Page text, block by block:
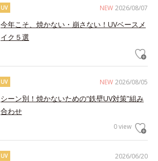
NEW 2026/08/07
UV
今年こそ、焼かない・崩さない！UVベースメ
イク５選
NEW 2026/08/05
UV
シーン別！焼かないための“鉄壁UV対策”組み
合わせ
0 view
2026/06/20
UV